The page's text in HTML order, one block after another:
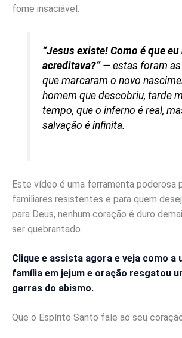
fome insaciável.
“Jesus existe! Como é que eu
acreditava?”— estas foram as
que marcaram o novo
homem que descobriu, tarde
tempo, que o inferno é real,
salvação é infinita.
Este vídeo é uma ferramenta poderosa
familiares resistentes e para quem
para Deus, nenhum coração é duro
ser quebrantado.
Clique e assista agora e veja como a
família em jejum e oração resgatou
garras do abismo.
Que o Espírito Santo fale ao seu